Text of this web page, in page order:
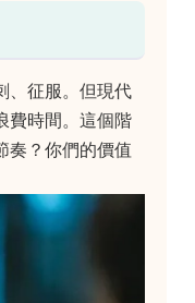
、征服。但現代
費時間。這個階
奏？你們的價值